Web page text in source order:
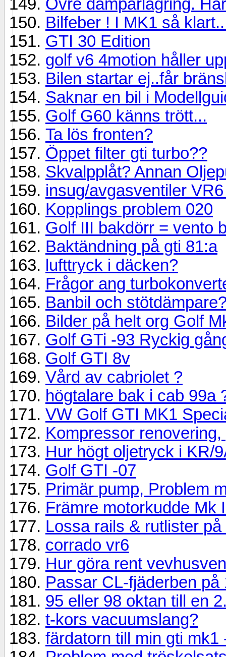
Övre dämparlagring.
Bilfeber ! I MK1 så
GTI 30 Edition
golf v6 4motion håller
Bilen startar ej..får
Saknar en bil i
Golf G60 känns trött...
Ta lös fronten?
Öppet filter gti turbo??
Skvalpplåt? Annan
insug/avgasventiler
Kopplings problem 020
Golf III bakdörr = vento
Baktändning på gti 81:a
lufttryck i däcken?
Frågor ang
Banbil och
Bilder på helt org Golf
Golf GTi -93 Ryckig
Golf GTI 8v
Vård av cabriolet ?
högtalare bak i cab 99a
VW Golf GTI MK1
Kompressor renovering,
Hur högt oljetryck i KR/
Golf GTI -07
Primär pump, Problem
Främre motorkudde Mk
Lossa rails & rutlister
corrado vr6
Hur göra rent
Passar CL-fjäderben på
95 eller 98 oktan till en
t-kors vacuumslang?
färdatorn till min gti mk1